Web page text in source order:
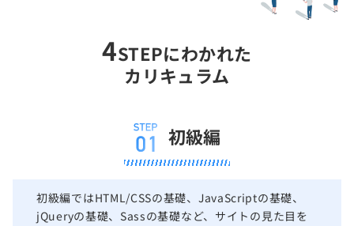
4STEPにわかれた
カリキュラム
初級編
初級編ではHTML/CSSの基礎、JavaScriptの基礎、
jQueryの基礎、Sassの基礎など、サイトの見た目を